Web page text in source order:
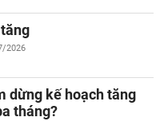
2026
dừng kế hoạch tăng
tháng?